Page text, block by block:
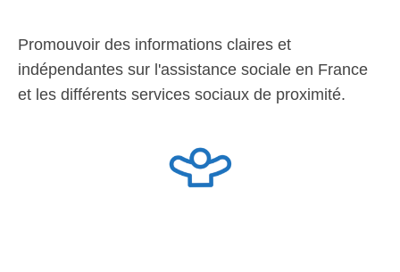
Promouvoir des informations claires et
indépendantes sur l'assistance sociale en France
et les différents services sociaux de proximité.